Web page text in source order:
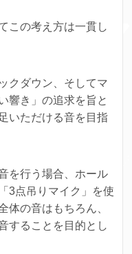
この考え方は一貫し
クダウン、そしてマ
響き」の追求を旨と
いただける音を目指
を行う場合、ホール
3点吊りマイク」を使
体の音はもちろん、
することを目的とし